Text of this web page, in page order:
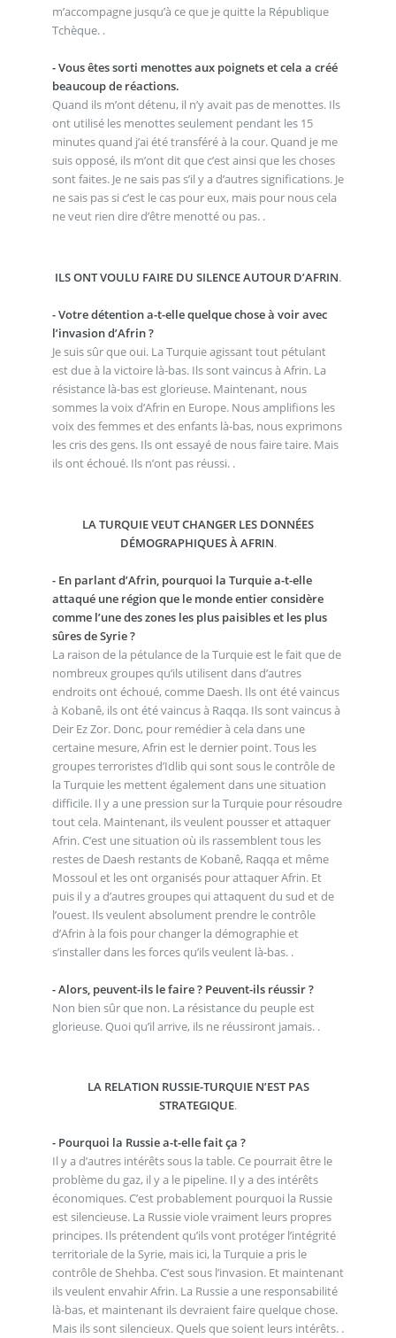
m’accompagne jusqu’à ce que je quitte la République
Tchèque. .
- Vous êtes sorti menottes aux poignets et cela a créé
beaucoup de réactions.
Quand ils m’ont détenu, il n’y avait pas de menottes. Ils
ont utilisé les menottes seulement pendant les 15
minutes quand j’ai été transféré à la cour. Quand je me
suis opposé, ils m’ont dit que c’est ainsi que les choses
sont faites. Je ne sais pas s’il y a d’autres significations. Je
ne sais pas si c’est le cas pour eux, mais pour nous cela
ne veut rien dire d’être menotté ou pas. .
ILS ONT VOULU FAIRE DU SILENCE AUTOUR D’AFRIN.
- Votre détention a-t-elle quelque chose à voir avec
l’invasion d’Afrin ?
Je suis sûr que oui. La Turquie agissant tout pétulant
est due à la victoire là-bas. Ils sont vaincus à Afrin. La
résistance là-bas est glorieuse. Maintenant, nous
sommes la voix d’Afrin en Europe. Nous amplifions les
voix des femmes et des enfants là-bas, nous exprimons
les cris des gens. Ils ont essayé de nous faire taire. Mais
ils ont échoué. Ils n’ont pas réussi. .
LA TURQUIE VEUT CHANGER LES DONNÉES
DÉMOGRAPHIQUES À AFRIN.
- En parlant d’Afrin, pourquoi la Turquie a-t-elle
attaqué une région que le monde entier considère
comme l’une des zones les plus paisibles et les plus
sûres de Syrie ?
La raison de la pétulance de la Turquie est le fait que de
nombreux groupes qu’ils utilisent dans d’autres
endroits ont échoué, comme Daesh. Ils ont été vaincus
à Kobanê, ils ont été vaincus à Raqqa. Ils sont vaincus à
Deir Ez Zor. Donc, pour remédier à cela dans une
certaine mesure, Afrin est le dernier point. Tous les
groupes terroristes d’Idlib qui sont sous le contrôle de
la Turquie les mettent également dans une situation
difficile. Il y a une pression sur la Turquie pour résoudre
tout cela. Maintenant, ils veulent pousser et attaquer
Afrin. C’est une situation où ils rassemblent tous les
restes de Daesh restants de Kobanê, Raqqa et même
Mossoul et les ont organisés pour attaquer Afrin. Et
puis il y a d’autres groupes qui attaquent du sud et de
l’ouest. Ils veulent absolument prendre le contrôle
d’Afrin à la fois pour changer la démographie et
s’installer dans les forces qu’ils veulent là-bas. .
- Alors, peuvent-ils le faire ? Peuvent-ils réussir ?
Non bien sûr que non. La résistance du peuple est
glorieuse. Quoi qu’il arrive, ils ne réussiront jamais. .
LA RELATION RUSSIE-TURQUIE N’EST PAS
STRATEGIQUE.
- Pourquoi la Russie a-t-elle fait ça ?
Il y a d’autres intérêts sous la table. Ce pourrait être le
problème du gaz, il y a le pipeline. Il y a des intérêts
économiques. C’est probablement pourquoi la Russie
est silencieuse. La Russie viole vraiment leurs propres
principes. Ils prétendent qu’ils vont protéger l’intégrité
territoriale de la Syrie, mais ici, la Turquie a pris le
contrôle de Shehba. C’est sous l’invasion. Et maintenant
ils veulent envahir Afrin. La Russie a une responsabilité
là-bas, et maintenant ils devraient faire quelque chose.
Mais ils sont silencieux. Quels que soient leurs intérêts. .